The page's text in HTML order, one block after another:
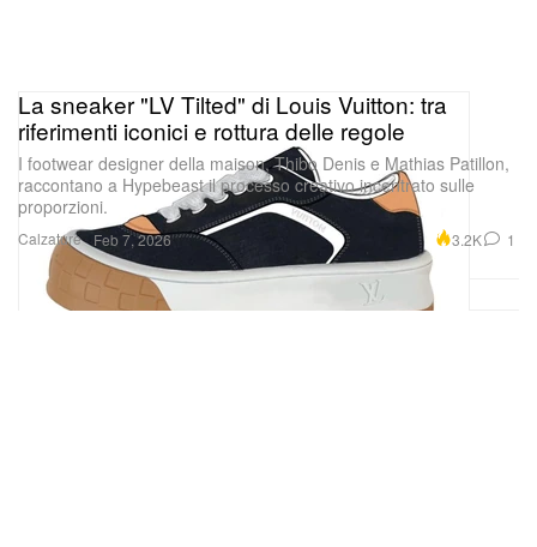
Calzature
La sneaker "LV Tilted" di Louis Vuitton: tra
riferimenti iconici e rottura delle regole
I footwear designer della maison, Thibo Denis e Mathias Patillon,
raccontano a Hypebeast il processo creativo incentrato sulle
proporzioni.
Feb 7, 2026 3.2K 1